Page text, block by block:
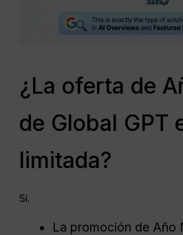
¿La oferta de
de Global GPT
limitada?
Sí.
La promoción de Año